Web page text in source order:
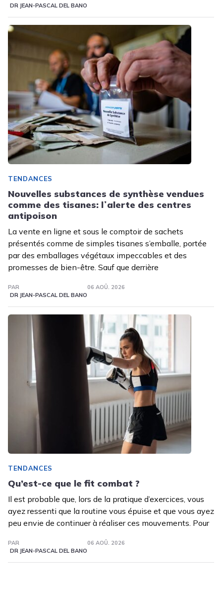
DR JEAN-PASCAL DEL BANO
TENDANCES
Nouvelles substances de synthèse vendues
comme des tisanes: lʼalerte des centres
antipoison
La vente en ligne et sous le comptoir de sachets
présentés comme de simples tisanes s’emballe, portée
par des emballages végétaux impeccables et des
promesses de bien-être. Sauf que derrière
PAR
DR JEAN-PASCAL DEL BANO
06 AOÛ. 2026
TENDANCES
Qu’est-ce que le fit combat ?
Il est probable que, lors de la pratique d’exercices, vous
ayez ressenti que la routine vous épuise et que vous ayez
peu envie de continuer à réaliser ces mouvements. Pour
PAR
DR JEAN-PASCAL DEL BANO
06 AOÛ. 2026